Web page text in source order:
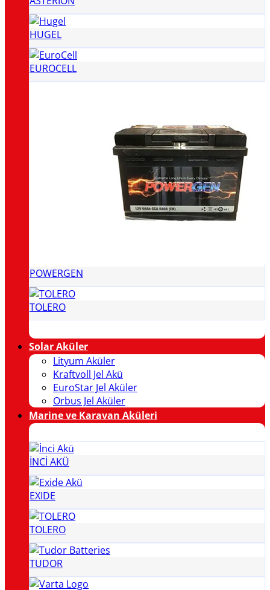
HUGEL
EUROCELL
POWERGEN
TOLERO
Solar Aküler
Lityum Aküler
Kraftvoll Jel Akü
EuroStar Jel Aküler
Orbus Jel Aküler
Marine ve Karavan Aküleri
İNCİ AKÜ
EXIDE
TOLERO
TUDOR